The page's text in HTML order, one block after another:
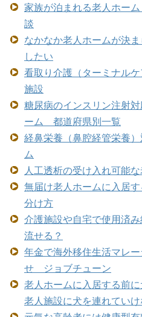
家族が泊まれる老人ホー
談
なかなか老人ホームが決
したい
看取り介護（ターミナル
施設
糖尿病のインスリン注射
ーム 都道府県別一覧
経鼻栄養（鼻腔経管栄養
ム
人工透析の受け入れ可能
無届け老人ホームに入居
分け方
介護施設や自宅で使用済
流せる？
年金で海外移住生活マレ
せ ジョブチューン
老人ホームに入居する前
老人施設に犬を連れていけ